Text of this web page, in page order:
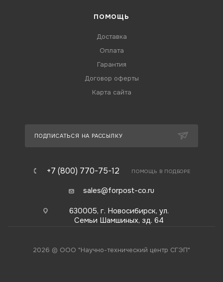
ПОМОЩЬ
Доставка
Оплата
Гарантия
Договор оферты
Карта сайта
ПОДПИСАТЬСЯ НА РАССЫЛКУ
+7 (800) 770-75-12 ПОМОЩЬ В ПОДБОРЕ
sales@forpost-co.ru
630005, г. Новосибирск, ул.
Семьи Шамшиных, зд. 64
2026 © ООО "Научно-технический центр СГЭП"